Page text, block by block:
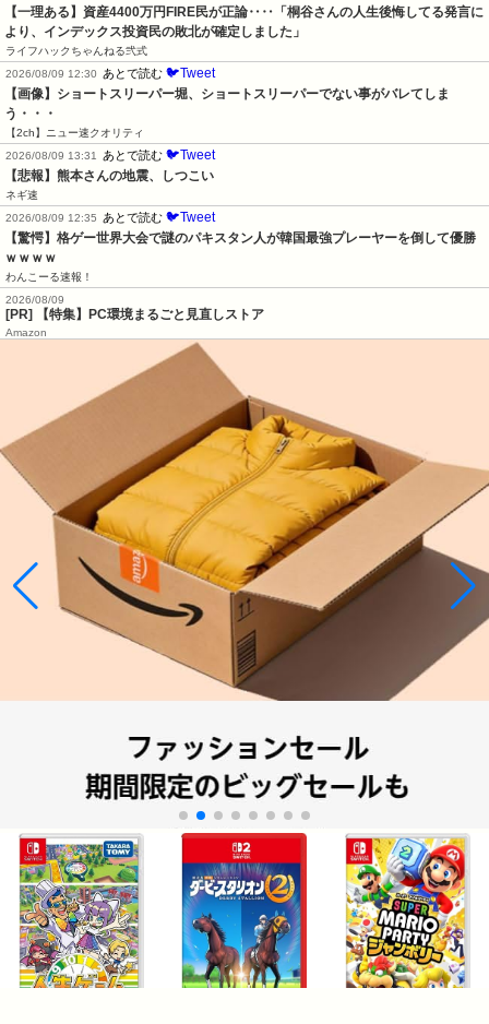
【一理ある】資産4400万円FIRE民が正論‥‥「桐谷さんの人生後悔してる発言に
より、インデックス投資民の敗北が確定しました」
ライフハックちゃんねる弐式
2026/08/09 12:30
あとで読む 🐦Tweet
【画像】ショートスリーパー堀、ショートスリーパーでない事がバレてしま
う・・・
【2ch】ニュー速クオリティ
2026/08/09 13:31
あとで読む 🐦Tweet
【悲報】熊本さんの地震、しつこい
ネギ速
2026/08/09 12:35
あとで読む 🐦Tweet
【驚愕】格ゲー世界大会で謎のパキスタン人が韓国最強プレーヤーを倒して優勝
ｗｗｗｗ
わんこーる速報！
2026/08/09
[PR] 【特集】PC環境まるごと見直しストア
Amazon